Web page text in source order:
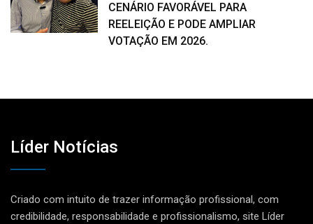
CENÁRIO FAVORÁVEL PARA
REELEIÇÃO E PODE AMPLIAR
VOTAÇÃO EM 2026.
Líder Notícias
Criado com intuito de trazer informação profissional, com
credibilidade, responsabilidade e profissionalismo, site Líder